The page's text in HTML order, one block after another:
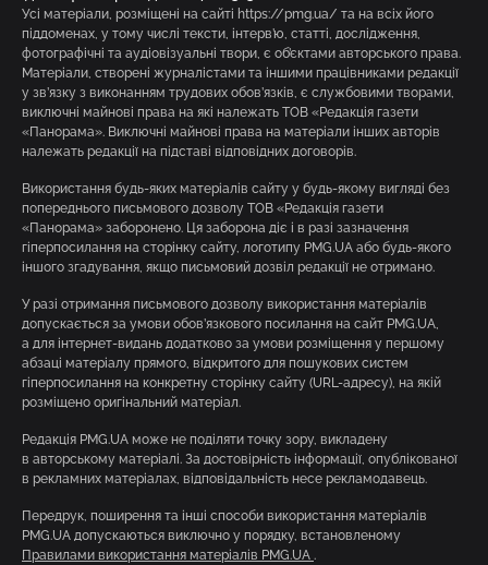
Усі матеріали, розміщені на сайті https://pmg.ua/ та на всіх його
піддоменах, у тому числі тексти, інтерв’ю, статті, дослідження,
фотографічні та аудіовізуальні твори, є об’єктами авторського права.
Матеріали, створені журналістами та іншими працівниками редакції
у зв’язку з виконанням трудових обов’язків, є службовими творами,
виключні майнові права на які належать ТОВ «Редакція газети
«Панорама». Виключні майнові права на матеріали інших авторів
належать редакції на підставі відповідних договорів.
Використання будь-яких матеріалів сайту у будь-якому вигляді без
попереднього письмового дозволу ТОВ «Редакція газети
«Панорама» заборонено. Ця заборона діє і в разі зазначення
гіперпосилання на сторінку сайту, логотипу PMG.UA або будь-якого
іншого згадування, якщо письмовий дозвіл редакції не отримано.
У разі отримання письмового дозволу використання матеріалів
допускається за умови обов’язкового посилання на сайт PMG.UA,
а для інтернет-видань додатково за умови розміщення у першому
абзаці матеріалу прямого, відкритого для пошукових систем
гіперпосилання на конкретну сторінку сайту (URL-адресу), на якій
розміщено оригінальний матеріал.
Редакція PMG.UA може не поділяти точку зору, викладену
в авторському матеріалі. За достовірність інформації, опублікованої
в рекламних матеріалах, відповідальність несе рекламодавець.
Передрук, поширення та інші способи використання матеріалів
PMG.UA допускаються виключно у порядку, встановленому
Правилами використання матеріалів PMG.UA .